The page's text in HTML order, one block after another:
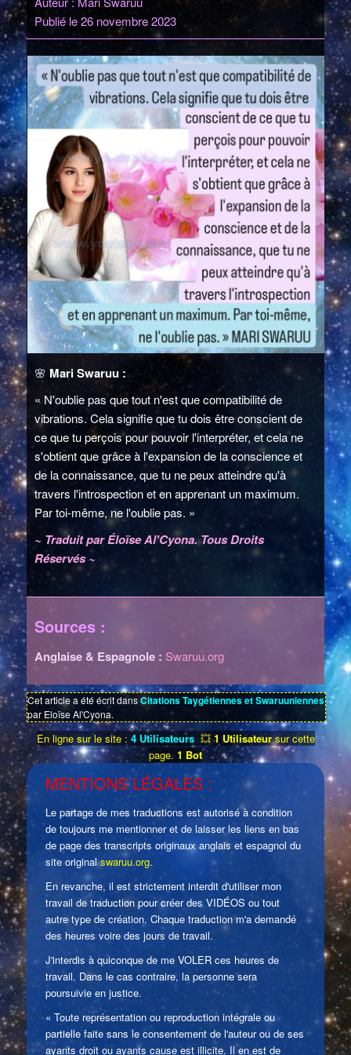
Publié le 26 novembre 2023
🌸 Mari Swaruu :
« N'oublie pas que tout n'est que compatibilité de
vibrations. Cela signifie que tu dois être conscient de
ce que tu perçois pour pouvoir l'interpréter, et cela ne
s'obtient que grâce à l'expansion de la conscience et
de la connaissance, que tu ne peux atteindre qu'à
travers l'introspection et en apprenant un maximum.
Par toi-même, ne l'oublie pas. »
~ Traduit par Éloïse Al'Cyona. Tous Droits
Réservés ~
Sources :
Anglaise & Espagnole : Swaruu.org
Cet article a été écrit dansCitations Taygétiennes et Swaruuniennes
par Eloïse Al'Cyona.
En ligne sur le site : 4 Utilisateurs 💥 1 Utilisateursur cette
page. 1 Bot
MENTIONS LÉGALES :
Le partage de mes traductions est autorisé à condition
de toujours me mentionner et de laisser les liens en bas
de page des transcripts originaux anglais et espagnol du
site originalswaruu.org.
En revanche, il est strictement interdit d'utiliser mon
travail de traduction pour créer des VIDÉOS ou tout
autre type de création. Chaque traduction m'a demandé
des heures voire des jours de travail.
J'interdis à quiconque de me VOLER ces heures de
travail. Dans le cas contraire, la personne sera
poursuivie en justice.
« Toute représentation ou reproduction intégrale ou
partielle faite sans le consentement de l'auteur ou de ses
ayants droit ou ayants cause est illicite. Il en est de